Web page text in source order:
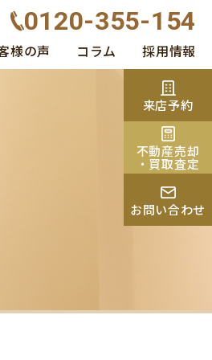
0120-355-154
様の声 コラム 採用情報
来店予約
不動産売却
・買取査定
お問い合わせ